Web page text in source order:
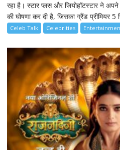
रहा है। स्टार प्लस और जियोहॉटस्टार ने अपने
की घोषणा कर दी है, जिसका ग्रैंड प्रीमियर
Celeb Talk Celebrities